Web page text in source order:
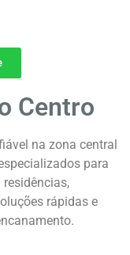
Centro
na zona central
para
rápidas e